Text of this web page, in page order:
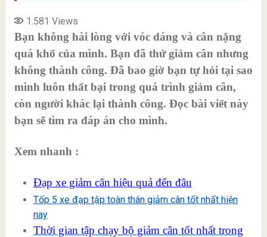
1.581 Views
Bạn không hài lòng với vóc dáng và cân nặng
quá khổ của mình. Bạn đã thử giảm cân nhưng
không thành công. Đã bao giờ bạn tự hỏi tại sao
mình luôn thất bại trong quá trình giảm cân,
còn người khác lại thành công. Đọc bài viết này
bạn sẽ tìm ra đáp án cho mình.
Xem nhanh :
Đạp xe giảm cân hiệu quả đến đâu
Tốp 5 xe đạp tập toàn thân giảm cân tốt nhất hiện
nay
Thời gian tập chạy bộ giảm cân tốt nhất trong